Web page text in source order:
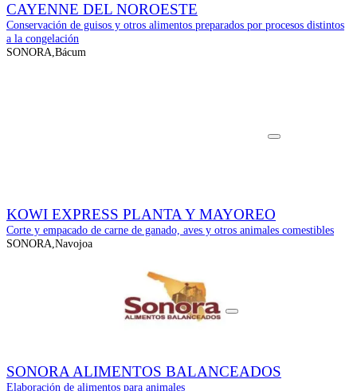
CAYENNE DEL NOROESTE
Conservación de guisos y otros alimentos preparados por procesos distintos
a la congelación
SONORA,Bácum
KOWI EXPRESS PLANTA Y MAYOREO
Corte y empacado de carne de ganado, aves y otros animales comestibles
SONORA,Navojoa
SONORA ALIMENTOS BALANCEADOS
Elaboración de alimentos para animales